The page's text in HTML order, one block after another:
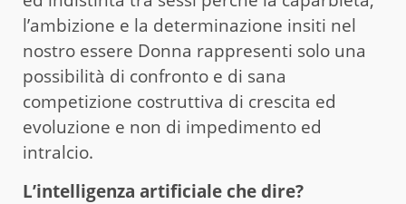
l’ambizione e la determinazione insiti nel
nostro essere Donna rappresenti solo una
possibilità di confronto e di sana
competizione costruttiva di crescita ed
evoluzione e non di impedimento ed
intralcio.
L’intelligenza artificiale che dire?